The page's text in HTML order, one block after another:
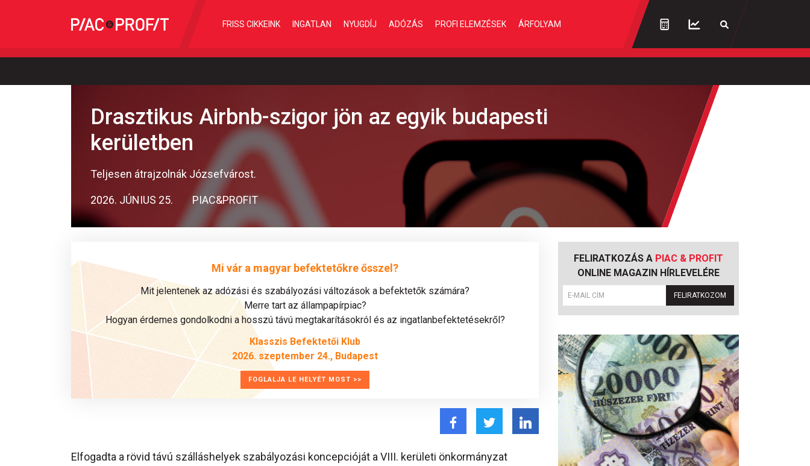
FRISS CIKKEINK INGATLAN NYUGDÍJ ADÓZÁS PROFI ELEMZÉSEK ÁRFOLYAM
Drasztikus Airbnb-szigor jön az egyik budapesti
kerületben
Teljesen átrajzolnák Józsefvárost.
2026. JÚNIUS 25. PIAC&PROFIT
Mi vár a magyar befektetőkre ősszel?
Mit jelentenek az adózási és szabályozási változások a befektetők számára?
Merre tart az állampapírpiac?
Hogyan érdemes gondolkodni a hosszú távú megtakarításokról és az ingatlanbefektetésekről?
Klasszis Befektetői Klub
2026. szeptember 24., Budapest
FOGLALJA LE HELYÉT MOST >>
Elfogadta a rövid távú szálláshelyek szabályozási koncepcióját a VIII. kerületi önkormányzat
FELIRATKOZÁS A PIAC & PROFIT
ONLINE MAGAZIN HÍRLEVELÉRE
FELIRATKOZOM